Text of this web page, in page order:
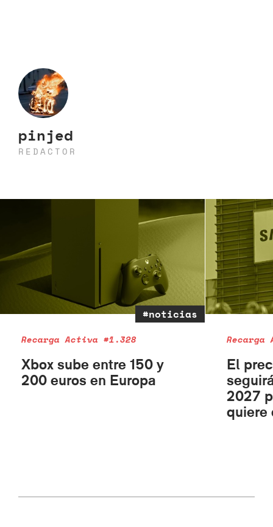
pinjed
REDACTOR
#noticias
Recarga Activa #1.328
Xbox sube entre 150 y
200 euros en Europa
Recarga
El
2027
quiere